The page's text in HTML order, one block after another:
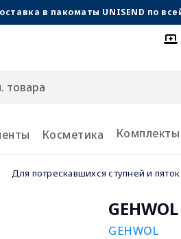
в пакоматы UNISEND по
Косметика Комплекты
Для потрескавшихся ступней и пяток
GEHWOL